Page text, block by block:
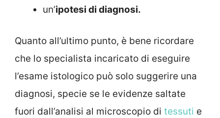
un’ipotesi di diagnosi.
Quanto all’ultimo punto, è bene ricordare
che lo specialista incaricato di eseguire
l’esame istologico può solo suggerire una
diagnosi, specie se le evidenze saltate
fuori dall’analisi al microscopio di tessuti e